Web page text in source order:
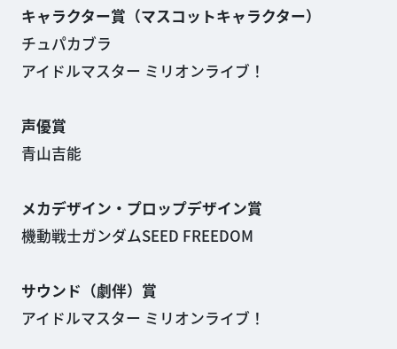
キャラクター賞（マスコットキャラクター）
チュパカブラ
アイドルマスター ミリオンライブ！
声優賞
青山吉能
メカデザイン・プロップデザイン賞
機動戦士ガンダムSEED FREEDOM
サウンド（劇伴）賞
アイドルマスター ミリオンライブ！